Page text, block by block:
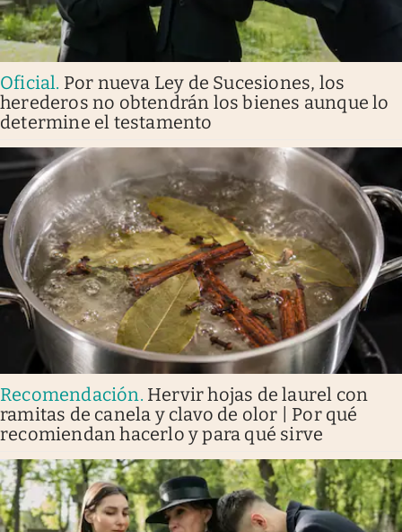
Oficial. Por nueva Ley de Sucesiones, los
herederos no obtendrán los bienes aunque lo
determine el testamento
Recomendación. Hervir hojas de laurel con
ramitas de canela y clavo de olor | Por qué
recomiendan hacerlo y para qué sirve